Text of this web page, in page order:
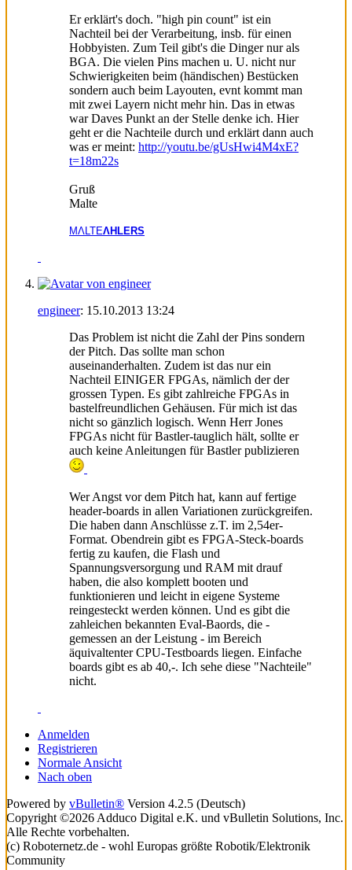
Er erklärt's doch. "high pin count" ist ein
Nachteil bei der Verarbeitung, insb. für einen
Hobbyisten. Zum Teil gibt's die Dinger nur als
BGA. Die vielen Pins machen u. U. nicht nur
Schwierigkeiten beim (händischen) Bestücken
sondern auch beim Layouten, evnt kommt man
mit zwei Layern nicht mehr hin. Das in etwas
war Daves Punkt an der Stelle denke ich. Hier
geht er die Nachteile durch und erklärt dann auch
was er meint: http://youtu.be/gUsHwi4M4xE?
t=18m22s
Gruß
Malte
MΛLTEΛHLERS
engineer: 15.10.2013 13:24
Das Problem ist nicht die Zahl der Pins sondern
der Pitch. Das sollte man schon
auseinanderhalten. Zudem ist das nur ein
Nachteil EINIGER FPGAs, nämlich der der
grossen Typen. Es gibt zahlreiche FPGAs in
bastelfreundlichen Gehäusen. Für mich ist das
nicht so gänzlich logisch. Wenn Herr Jones
FPGAs nicht für Bastler-tauglich hält, sollte er
auch keine Anleitungen für Bastler publizieren
Wer Angst vor dem Pitch hat, kann auf fertige
header-boards in allen Variationen zurückgreifen.
Die haben dann Anschlüsse z.T. im 2,54er-
Format. Obendrein gibt es FPGA-Steck-boards
fertig zu kaufen, die Flash und
Spannungsversorgung und RAM mit drauf
haben, die also komplett booten und
funktionieren und leicht in eigene Systeme
reingesteckt werden können. Und es gibt die
zahleichen bekannten Eval-Baords, die -
gemessen an der Leistung - im Bereich
äquivaltenter CPU-Testboards liegen. Einfache
boards gibt es ab 40,-. Ich sehe diese "Nachteile"
nicht.
Anmelden
Registrieren
Normale Ansicht
Nach oben
Powered by vBulletin® Version 4.2.5 (Deutsch)
Copyright ©2026 Adduco Digital e.K. und vBulletin Solutions, Inc.
Alle Rechte vorbehalten.
(c) Roboternetz.de - wohl Europas größte Robotik/Elektronik
Community